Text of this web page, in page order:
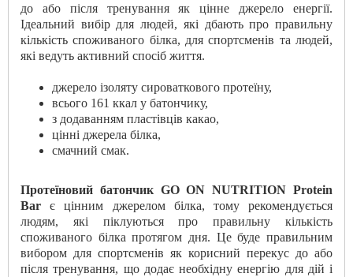
до або після тренування як цінне джерело енергії.
Ідеальний вибір для людей, які дбають про правильну
кількість споживаного білка, для спортсменів та людей,
які ведуть активний спосіб життя.
джерело ізоляту сироваткового протеїну,
всього 161 ккал у батончику,
з додаванням пластівців какао,
цінні джерела білка,
смачний смак.
Протеїновий батончик GO ON NUTRITION Protein
Bar є цінним джерелом білка, тому рекомендується
людям, які піклуються про правильну кількість
споживаного білка протягом дня. Це буде правильним
вибором для спортсменів як корисний перекус до або
після тренування, що додає необхідну енергію для дій і